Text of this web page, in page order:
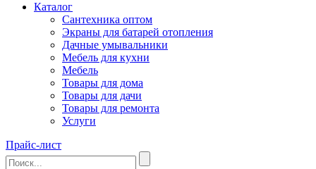
Каталог
Сантехника оптом
Экраны для батарей отопления
Дачные умывальники
Мебель для кухни
Мебель
Товары для дома
Товары для дачи
Товары для ремонта
Услуги
Прайс-лист